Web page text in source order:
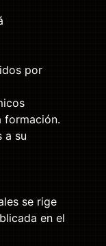
por
formación.
a su
se rige
en el